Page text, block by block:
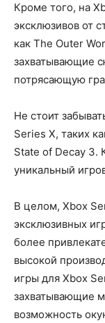
Кроме того, на
эксклюзивов от
как The Outer
захватывающие
потрясающую
Не стоит
Series X, таких
State of Decay 3.
уникальный
В целом, Xbox
эксклюзивных
более
высокой
игры для Xbox
захватывающие
возможность